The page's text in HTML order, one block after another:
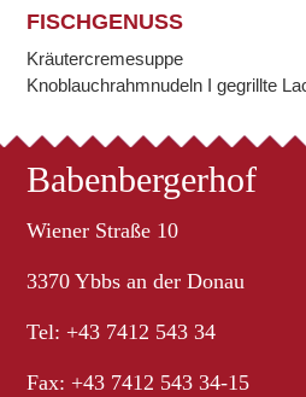
FISCHGENUSS
Kräutercremesuppe
Knoblauchrahmnudeln I gegrillte
Babenbergerhof
Wiener Straße 10
3370 Ybbs an der Donau
Tel: +43 7412 543 34
Fax: +43 7412 543 34-15